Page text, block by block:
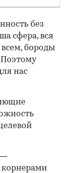
без
сфера, вся
бороды
Поэтому
нас
—
корнерами